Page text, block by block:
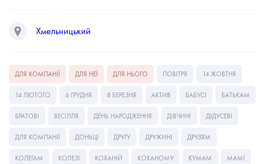
Хмельницький
ДЛЯ КОМПАНІЇ ДЛЯ НЕЇ ДЛЯ НЬОГО ПОВІТРЯ 14 ЖОВТНЯ
14 ЛЮТОГО 6 ГРУДНЯ 8 БЕРЕЗНЯ АКТИВ БАБУСІ БАТЬКАМ
БРАТОВІ ВЕСІЛЛЯ ДЕНЬ НАРОДЖЕННЯ ДІВЧИНІ ДІДУСЕВІ
ДЛЯ КОМПАНІЇ ДОНЬЦІ ДРУГУ ДРУЖИНІ ДРУЗЯМ
КОЛЕГАМ КОЛЕЗІ КОХАНІЙ КОХАНОМУ КУМАМ МАМІ